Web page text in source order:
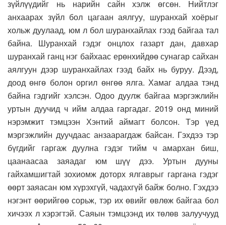
зүйлүүдийг нь нарийн сайн хэлж өгсөн. Нийтлэг
анхаарах зүйл бол цагаан аялгуу, шуранхай хоёрыг
хольж дуулаад, юм л бол шуранхайлах гээд байгаа тал
байна. Шуранхай гэдэг онцлох газарт дан, давхар
шуранхай ганц нэг байхаас ерөнхийдөө сунагар сайхан
аялгуун дээр шуранхайлах гээд байх нь буруу. Дээд,
доод өнгө болон оргил өнгөө ялга. Хамаг алдаа тэнд
байна гэдгийг хэлсэн. Одоо дуулж байгаа мэргэжлийн
уртын дуучид ч ийм алдаа гаргадаг. 2019 онд миний
нэрэмжит тэмцээн Хэнтий аймагт болсон. Тэр үед
мэргэжлийн дуучдаас анзаарагдаж байсан. Гэхдээ тэр
бүгдийг гаргаж дуулна гэдэг тийм ч амархан биш,
цаанаасаа заяадаг юм шүү дээ. Уртын дууны
гайхамшигтай зохиомж доторх ялгаврыг гаргана гэдэг
өөрт заяасан юм хүрэхгүй, чадахгүй байж болно. Гэхдээ
нэгэнт өөрийгөө сорьж, тэр их өвийг өвлөж байгаа бол
хичээх л хэрэгтэй. Саяын тэмцээнд их төлөв залуучууд